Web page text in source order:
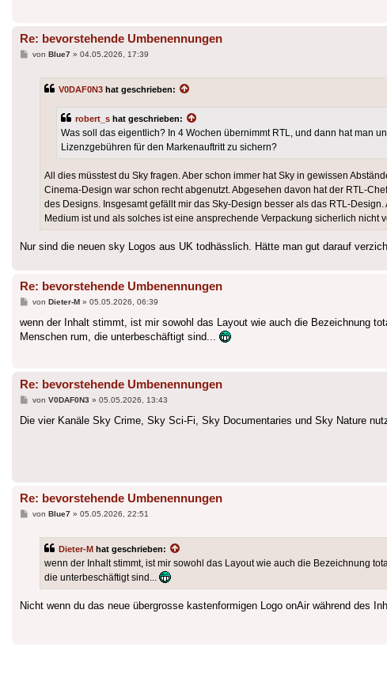
Re: bevorstehende Umbenennungen
Beitrag
von Blue7» 04.05.2026, 17:39
V0DAF0N3 hat geschrieben:
robert_s hat geschrieben:
Was soll das eigentlich? In 4 Wochen übernimmt RTL, und dann hat man
Lizenzgebühren für den Markenauftritt zu sichern?
All dies müsstest du Sky fragen. Aber schon immer hat Sky in gewissen
Cinema-Design war schon recht abgenutzt. Abgesehen davon hat der RTL-
des Designs. Insgesamt gefällt mir das Sky-Design besser als das RTL-
Medium ist und als solches ist eine ansprechende Verpackung sicherlich
Nur sind die neuen sky Logos aus UK todhässlich. Hätte man gut darauf
Re: bevorstehende Umbenennungen
Beitrag
von Dieter-M» 05.05.2026, 06:39
wenn der Inhalt stimmt, ist mir sowohl das Layout wie auch die Bezeichnung
Menschen rum, die unterbeschäftigt sind...
Re: bevorstehende Umbenennungen
Beitrag
von V0DAF0N3 » 05.05.2026, 13:43
Die vier Kanäle Sky Crime, Sky Sci-Fi, Sky Documentaries und Sky Nature
Re: bevorstehende Umbenennungen
Beitrag
von Blue7» 05.05.2026, 22:51
Dieter-M hat geschrieben:
wenn der Inhalt stimmt, ist mir sowohl das Layout wie auch die Bezeichnung
die unterbeschäftigt sind...
Nicht wenn du das neue übergrosse kastenformigen Logo onAir während des